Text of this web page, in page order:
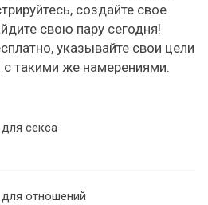
создайте свое
свою пару сегодня!
указывайте свои цели
с такими же намерениями.
секса
отношений